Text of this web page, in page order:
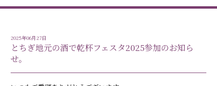
2025年06月27日
とちぎ地元の酒で乾杯フェスタ2025参加のお知ら
せ。